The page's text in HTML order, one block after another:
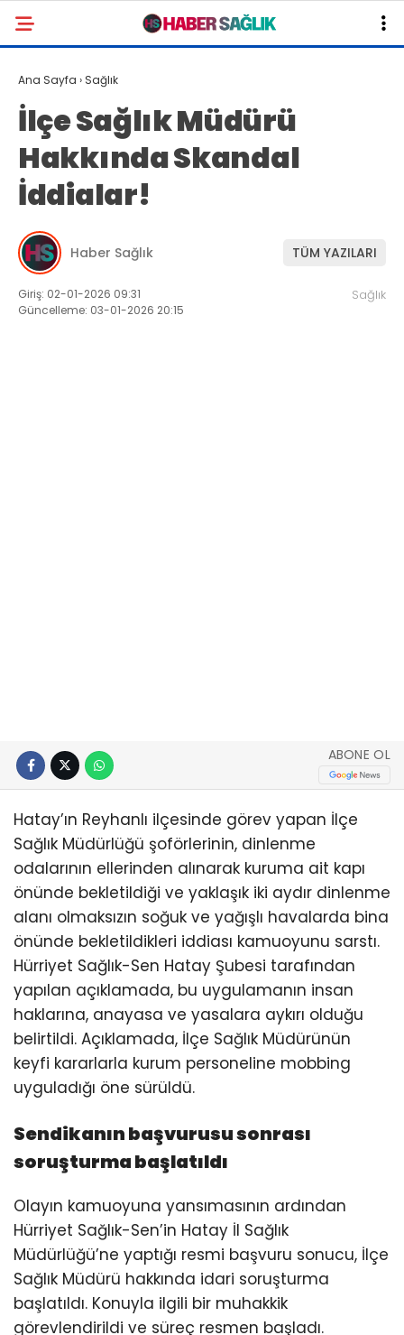
Ana Sayfa › Sağlık
İlçe Sağlık Müdürü
Hakkında Skandal
İddialar!
Haber Sağlık TÜM YAZILARI
Giriş: 02-01-2026 09:31
Güncelleme: 03-01-2026 20:15
Sağlık
ABONE OL
Hatay’ın Reyhanlı ilçesinde görev yapan İlçe
Sağlık Müdürlüğü şoförlerinin, dinlenme
odalarının ellerinden alınarak kuruma ait kapı
önünde bekletildiği ve yaklaşık iki aydır dinlenme
alanı olmaksızın soğuk ve yağışlı havalarda bina
önünde bekletildikleri iddiası kamuoyunu sarstı.
Hürriyet Sağlık-Sen Hatay Şubesi tarafından
yapılan açıklamada, bu uygulamanın insan
haklarına, anayasa ve yasalara aykırı olduğu
belirtildi. Açıklamada, İlçe Sağlık Müdürünün
keyfi kararlarla kurum personeline mobbing
uyguladığı öne sürüldü.
Sendikanın başvurusu sonrası
soruşturma başlatıldı
Olayın kamuoyuna yansımasının ardından
Hürriyet Sağlık-Sen’in Hatay İl Sağlık
Müdürlüğü’ne yaptığı resmi başvuru sonucu, İlçe
Sağlık Müdürü hakkında idari soruşturma
başlatıldı. Konuyla ilgili bir muhakkik
görevlendirildi ve süreç resmen başladı.